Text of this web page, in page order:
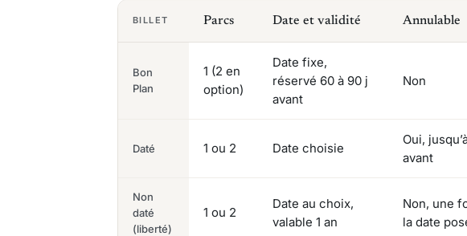
BILLET Parcs Date et validité Annulable
Bon
Plan
1 (2 en
option)
Date fixe,
réservé 60 à 90 j
avant
Non
Daté 1 ou 2 Date choisie
Oui,
avant
Non
daté
(liberté)
1 ou 2
Date au choix,
valable 1 an
Non, une
la date